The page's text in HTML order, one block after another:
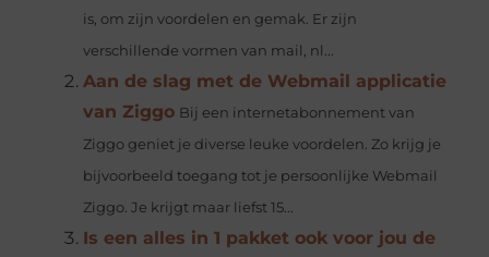
is, om zijn voordelen en gemak. Er zijn
verschillende vormen van mail, nl...
Aan de slag met de Webmail applicatie
van Ziggo Bij een internetabonnement van
Ziggo geniet je diverse leuke voordelen. Zo krijg je
bijvoorbeeld toegang tot je persoonlijke Webmail
Ziggo. Je krijgt maar liefst 15...
Is een alles in 1 pakket ook voor jou de